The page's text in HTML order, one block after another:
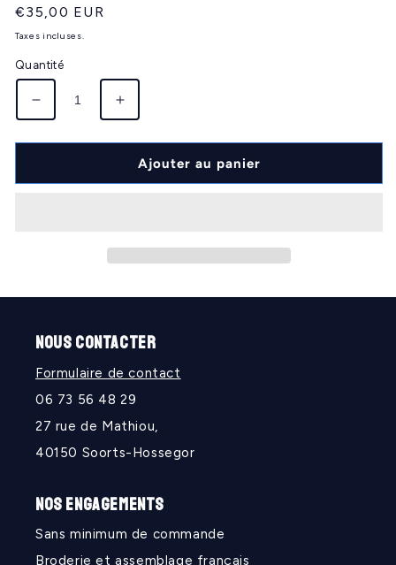
modale
Prix
habituel
€35,00 EUR
Taxes incluses.
Quantité
Réduire
la
quantité
NOIX
Augmenter
la
quantité
NOIX
Ajouter au panier
NOUS CONTACTER
Formulaire de contact
06 73 56 48 29
27 rue de Mathiou,
40150 Soorts-Hossegor
NOS ENGAGEMENTS
Sans minimum de commande
Broderie et assemblage français